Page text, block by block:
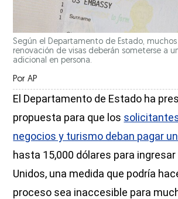
Según el Departamento de Estado,
renovación de visas deberán someterse a
adicional en persona.
Por AP
El Departamento de Estado ha
propuesta para que los
negocios y turismo deban pagar
hasta 15,000 dólares para
Unidos, una medida que podría
proceso sea inaccesible para